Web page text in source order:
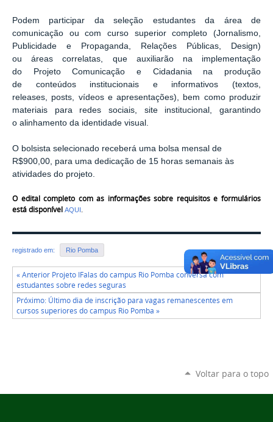
Podem participar da seleção estudantes da área de
comunicação ou com curso superior completo (Jornalismo,
Publicidade e Propaganda, Relações Públicas, Design)
ou áreas correlatas, que auxiliarão na implementação
do Projeto Comunicação e Cidadania na produção
de conteúdos institucionais e informativos (textos,
releases, posts, vídeos e apresentações), bem como produzir
materiais para redes sociais, site institucional, garantindo
o alinhamento da identidade visual.
O bolsista selecionado receberá uma bolsa mensal de
R$900,00, para uma dedicação de 15 horas semanais às
atividades do projeto.
O edital completo com as informações sobre requisitos e formulários
está disponível AQUI.
registrado em: Rio Pomba
« Anterior Projeto IFalas do campus Rio Pomba conversa com
estudantes sobre redes seguras
Próximo: Último dia de inscrição para vagas remanescentes em
cursos superiores do campus Rio Pomba »
Voltar para o topo